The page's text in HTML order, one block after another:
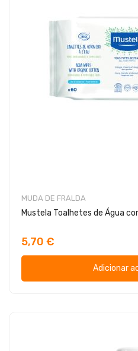
MUDA DE FRALDA
Mustela Toalhetes de Água
5,70 €
Adicionar